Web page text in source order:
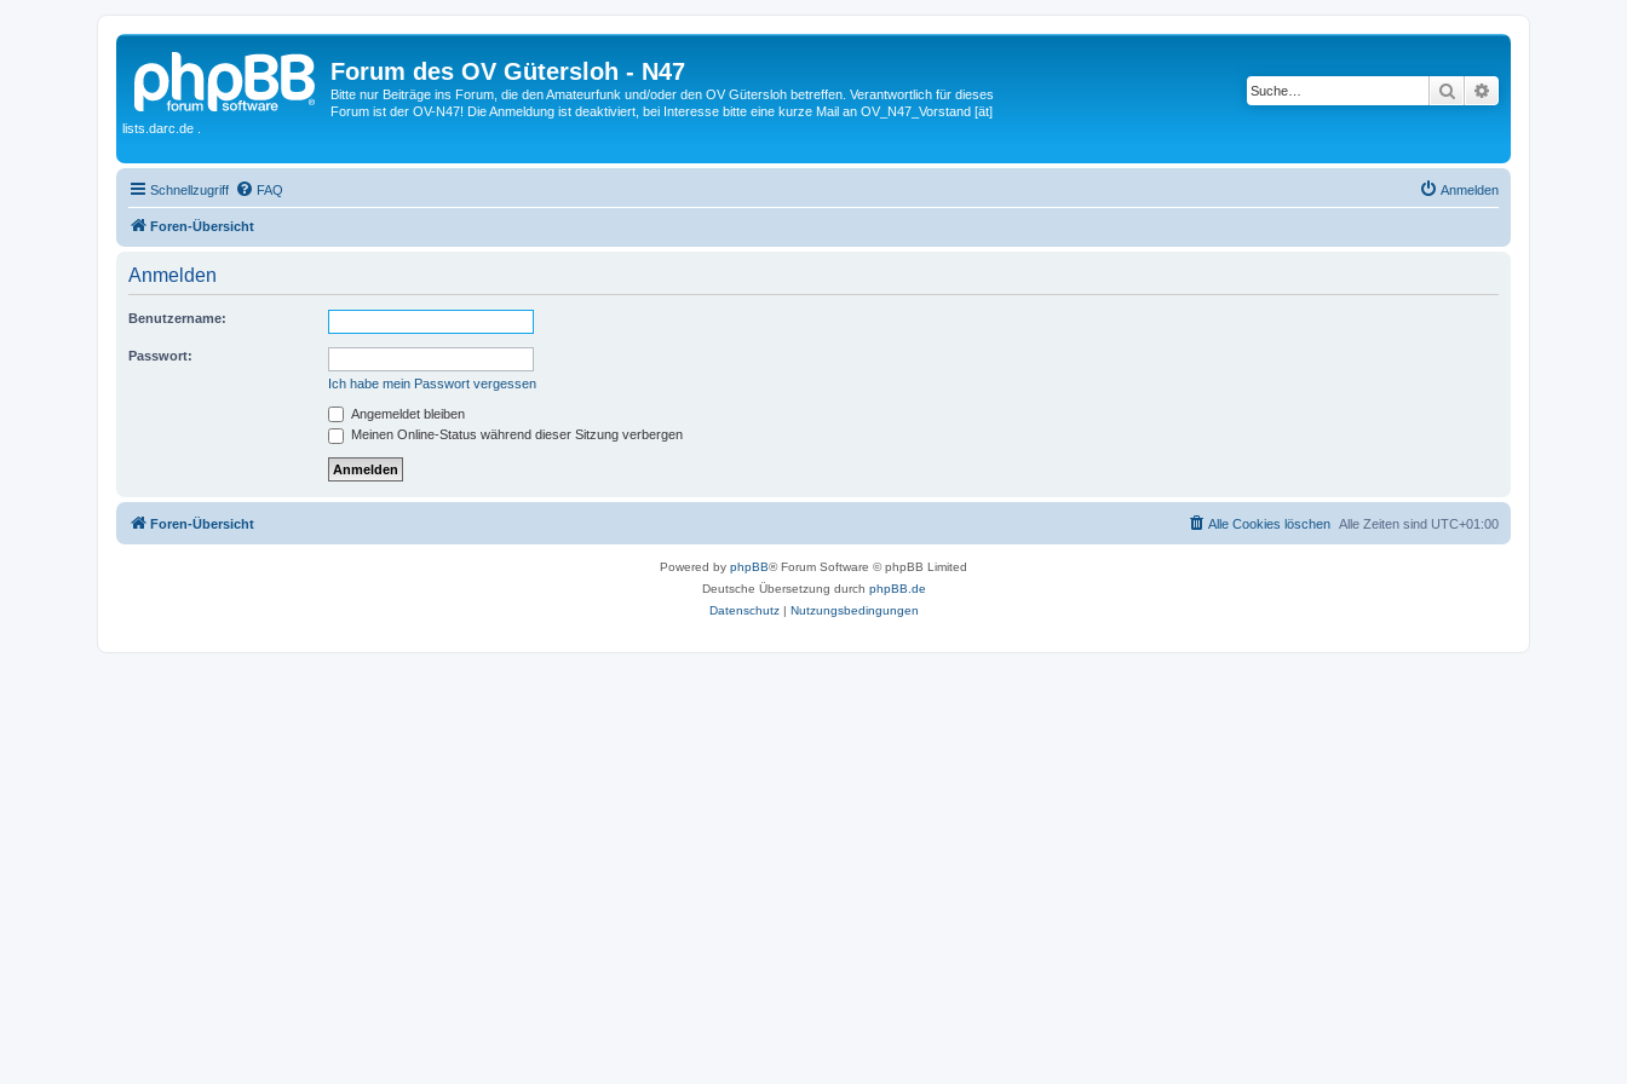
Forum des OV Gütersloh - N47
Bitte nur Beiträge ins Forum, die den Amateurfunk und/oder den OV Gütersloh betreffen. Verantwortlich für dieses
Forum ist der OV-N47! Die Anmeldung ist deaktiviert, bei Interesse bitte eine kurze Mail an OV_N47_Vorstand [ät]
lists.darc.de .
Suche
Schnellzugriff FAQ Anmelden
Foren-Übersicht
Anmelden
Benutzername:
Passwort:
Ich habe mein Passwort vergessen
Angemeldet bleiben
Meinen Online-Status während dieser Sitzung verbergen
Foren-Übersicht Alle Zeiten sind UTC+01:00
Alle Cookies löschen
Powered by phpBB® Forum Software © phpBB Limited
Deutsche Übersetzung durch phpBB.de
Datenschutz| Nutzungsbedingungen